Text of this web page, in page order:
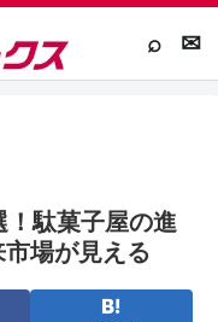
⌕ ✉
！駄菓子屋の進
場が見える